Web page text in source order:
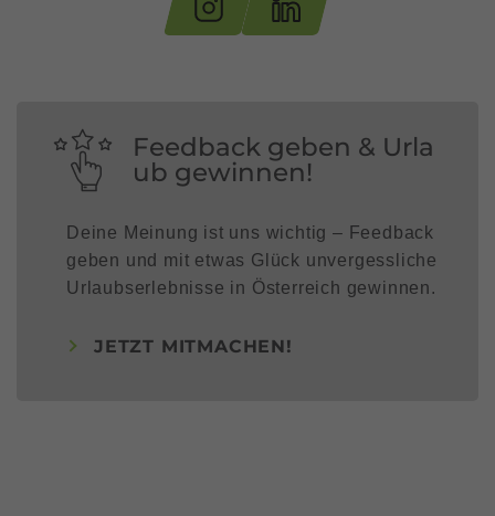
Feedback geben & Urla
ub gewinnen!
Deine Meinung ist uns wichtig – Feedback
geben und mit etwas Glück unvergessliche
Urlaubserlebnisse in Österreich gewinnen.
JETZT MITMACHEN!